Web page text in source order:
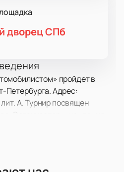
дворец СПб
пройдет в
Петербурга. Адрес:
А. Турнир посвящен
мероприятий.